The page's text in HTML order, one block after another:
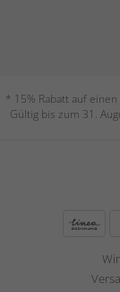
* 15% Rabatt auf
Gültig bis zum 31.